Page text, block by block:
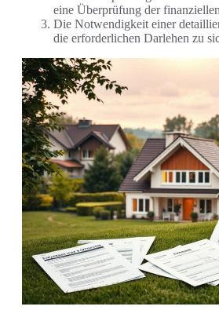
eine Überprüfung der
Die Notwendigkeit einer
die erforderlichen Darlehen zu